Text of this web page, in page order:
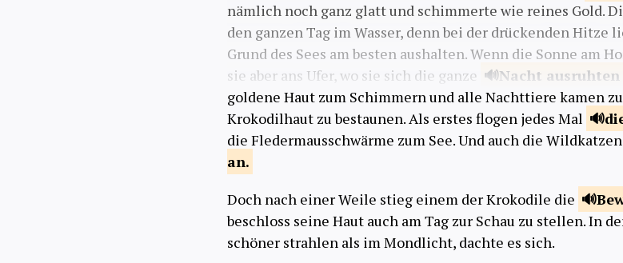
nämlich noch ganz glatt und schimmerte wie reines Gold.
den ganzen Tag im Wasser, denn bei der drückenden Hitze
Grund des Sees am besten aushalten. Wenn die Sonne am
sie aber ans Ufer, wo sie sich die ganze
Nacht ausruhten
goldene Haut zum Schimmern und alle Nachttiere kamen
Krokodilhaut zu bestaunen. Als erstes flogen jedes Mal
die Fledermausschwärme zum See. Und auch die
an.
Doch nach einer Weile stieg einem der Krokodile die
beschloss seine Haut auch am Tag zur Schau zu stellen. In
schöner strahlen als im Mondlicht, dachte es sich.